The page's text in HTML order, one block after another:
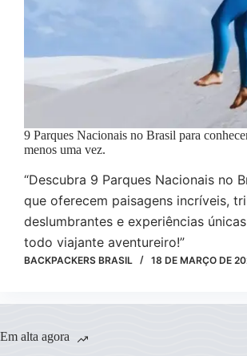
9 Parques Nacionais no Brasil para
menos uma vez.
“Descubra 9 Parques Nacionais no
que oferecem paisagens incríveis,
deslumbrantes e experiências
todo viajante aventureiro!”
BACKPACKERS BRASIL 18 DE MARÇO DE
Em alta agora